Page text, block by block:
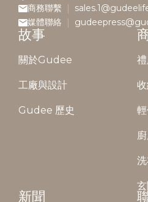
商務聯繫
媒體聯絡
故事
關於Gudee
工廠與設計
Gudee 歷史
新聞